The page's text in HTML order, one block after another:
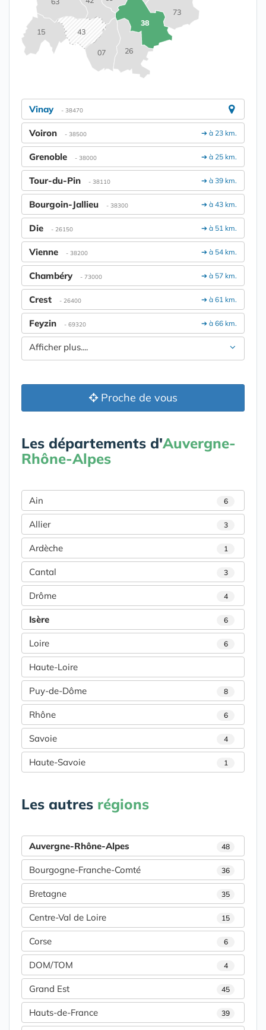
07
15
26
38
43
73
Vinay - 38470
➔ à 23 km.
Voiron - 38500
➔ à 25 km.
Grenoble - 38000
➔ à 39 km.
Tour-du-Pin - 38110
➔ à 43 km.
Bourgoin-Jallieu - 38300
➔ à 51 km.
Die - 26150
➔ à 54 km.
Vienne - 38200
➔ à 57 km.
Chambéry - 73000
➔ à 61 km.
Crest - 26400
➔ à 66 km.
Feyzin - 69320
Afficher plus....
Proche de vous
Les départements d'Auvergne-
Rhône-Alpes
Ain 6
Allier 3
Ardèche 1
Cantal 3
Drôme 4
Isère 6
Loire 6
Haute-Loire
Puy-de-Dôme 8
Rhône 6
Savoie 4
Haute-Savoie 1
Les autres régions
Auvergne-Rhône-Alpes 48
Bourgogne-Franche-Comté 36
Bretagne 35
Centre-Val de Loire 15
Corse 6
DOM/TOM 4
Grand Est 45
Hauts-de-France 39